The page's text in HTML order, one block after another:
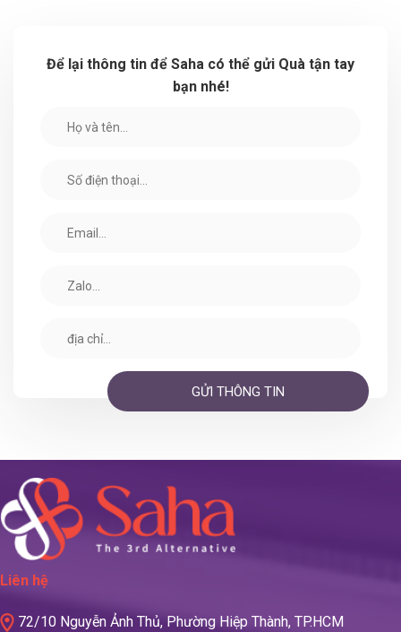
Để lại thông tin để Saha có thể gửi Quà tận tay
bạn nhé!
Liên hệ
72/10 Nguyễn Ảnh Thủ, Phường Hiệp Thành, TP.HCM